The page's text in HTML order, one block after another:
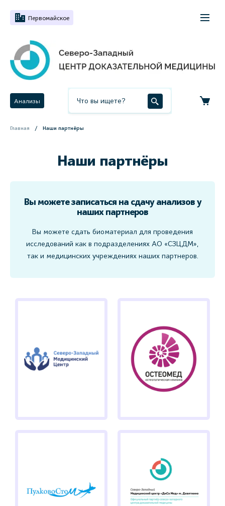
Первомайское
Анализы
Главная Наши партнёры
Наши партнёры
Вы можете записаться на сдачу анализов у
наших партнеров
Вы можете сдать биоматериал для проведения
исследований как в подразделениях АО «СЗЦДМ»,
так и медицинских учреждениях наших партнеров.